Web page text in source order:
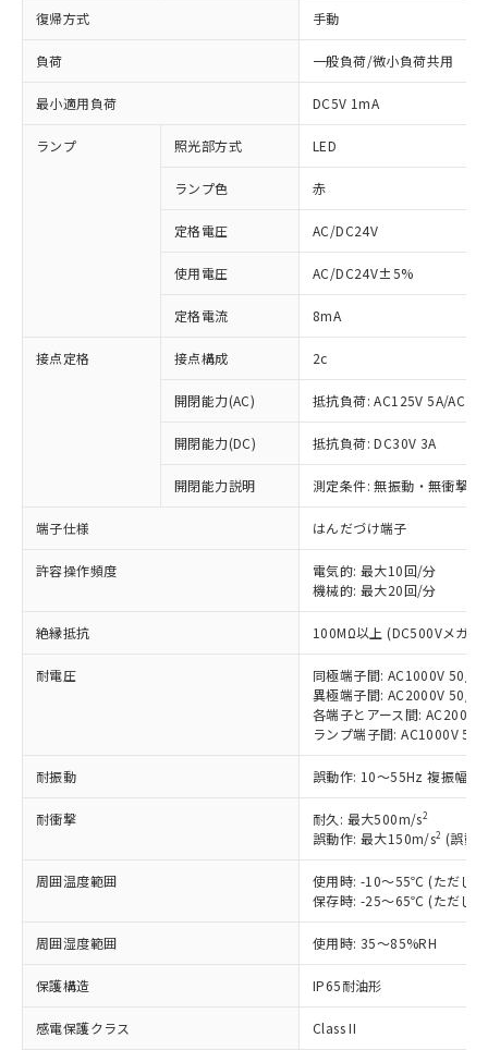
復帰方式 手動
負荷 一般負荷/微小負荷共用
最小適用負荷 DC5V 1mA
ランプ 照光部方式 LED
ランプ色 赤
定格電圧 AC/DC24V
使用電圧 AC/DC24V±5%
定格電流 8mA
接点定格 接点構成 2c
開閉能力(AC) 抵抗負荷: AC125V 5A/
開閉能力(DC) 抵抗負荷: DC30V 3A
開閉能力説明 測定条件: 無振動・無衝撃
端子仕様 はんだづけ端子
許容操作頻度
電気的: 最大10回/分
機械的: 最大20回/分
絶縁抵抗 100MΩ以上 (DC500Vメガ)
耐電圧
同極端子間: AC1000V 50/
異極端子間: AC2000V 50/
各端子とアース間:
ランプ端子間: AC1000V
耐振動 誤動作: 10～55Hz 複振幅
耐衝撃 耐久: 最大500m/s2
誤動作: 最大150m/s2 (誤動
周囲温度範囲
使用時: -10～55℃ (ただし
保存時: -25～65℃ (ただし
周囲湿度範囲 使用時: 35～85%RH
保護構造 IP65耐油形
感電保護クラス Class II
ご利用条件
以下の条件をお読みいただき、同意のうえ
本サービスは、当社制御機器事業取扱
商品の当社在庫状況および標準価格
(税抜)を提供させていただくもので
当社制御機器事業取扱商品の中には、
本サービスの対象外となる商品もある
在庫状況および標準価格照会結果は、
記載している更新日時点での社内デー
タに基づき作成されるものであり、閲
覧された時点での実際の在庫および標
準価格とは異なる場合があることをご
対応済み：EU RoHS指令（10物質）の
非含有に対応した製品が提供可能な商品で
有に対応した製品に切り替える予定のある
対応予定なし：EU RoHS指令（10物質）の
非含有に非対応の商品で、対応品を出す予
調査・確認中：EU RoHS指令（10物質）の
非含有の対応状況を調査中または確認中の
非該当品：ライセンス料など無形物で、有
害物質有無と関係のない商品です。
仕入先様の事情により、非含有部品として
いたものが、含有品と判明した場合などや
むを得ず変更することがあります。
鉛(Pb) 1000ppm以下、 水銀(Hg) 1000ppm以下、 カド
ミウム(Cd) 100ppm以下、
六価クロム(Cr(Ⅵ)) 1000ppm以下、ポリ臭化ビフェニル
類(PBB) 1000ppm以下、ポリ臭化ジフェニルエーテル類
(PBDE) 1000ppm以下、フタル酸ビス(2-エチルヘキシ
「○」：最大均質材料含有率が中国RoHSの
基準値以下であることを示します。
「×」：最大均質材料含有率が中国RoHSの
基準値を超えていることを示します。
い合わせください。
*中国RoHS10物質の基準値 (GB/T26572)：
Cr(Ⅵ)(六価クロム) : 1000ppm、 PBBs(ポリ臭化ビフェ
当社は、これら貴社製品のうち、外国
為替および外国貿易法に定める商品
（以下｢規制貨物等」という）を輸出
または国外への提供する場合は、日本
国政府の輸出許可(または役務取引許
可)を取得するなどの必要な手続きを
とります。